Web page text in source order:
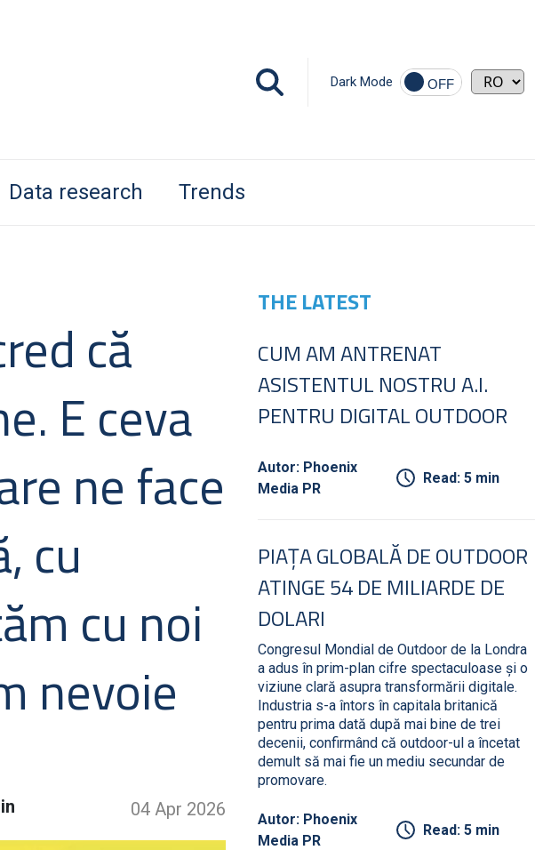
Dark Mode
Data research Trends
că
E ceva
ne face
cu
cu noi
nevoie
04 Apr 2026
THE LATEST
CUM AM ANTRENAT
ASISTENTUL NOSTRU A.I.
PENTRU DIGITAL OUTDOOR
Autor: Phoenix
Media PR
Read: 5 min
PIAȚA GLOBALĂ DE OUTDOOR
ATINGE 54 DE MILIARDE DE
DOLARI
Congresul Mondial de Outdoor de la Londra
a adus în prim-plan cifre spectaculoase și o
viziune clară asupra transformării digitale.
Industria s-a întors în capitala britanică
pentru prima dată după mai bine de trei
decenii, confirmând că outdoor-ul a încetat
demult să mai fie un mediu secundar de
promovare.
Autor: Phoenix
Media PR
Read: 5 min